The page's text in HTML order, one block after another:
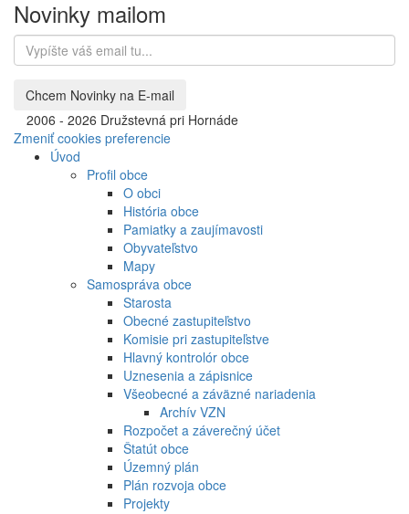
Novinky mailom
2006 - 2026 Družstevná pri Hornáde
Zmeniť cookies preferencie
Úvod
Profil obce
O obci
História obce
Pamiatky a zaujímavosti
Obyvateľstvo
Mapy
Samospráva obce
Starosta
Obecné zastupiteľstvo
Komisie pri zastupiteľstve
Hlavný kontrolór obce
Uznesenia a zápisnice
Všeobecné a záväzné nariadenia
Archív VZN
Rozpočet a záverečný účet
Štatút obce
Územný plán
Plán rozvoja obce
Projekty